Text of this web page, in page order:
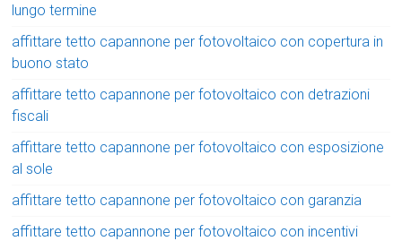
lungo termine
affittare tetto capannone per fotovoltaico con copertura in
buono stato
affittare tetto capannone per fotovoltaico con detrazioni
fiscali
affittare tetto capannone per fotovoltaico con esposizione
al sole
affittare tetto capannone per fotovoltaico con garanzia
affittare tetto capannone per fotovoltaico con incentivi